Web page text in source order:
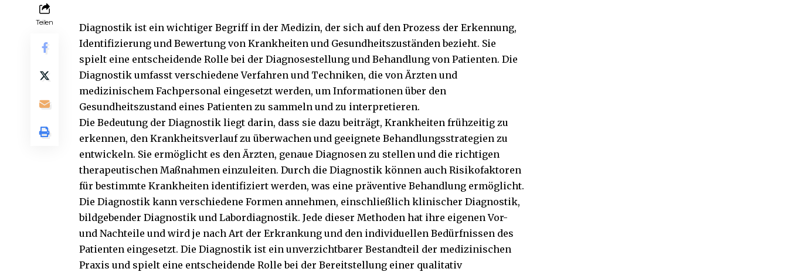
Teilen
Diagnostik ist ein wichtiger Begriff in der Medizin, der sich auf den Prozess der Erkennung,
Identifizierung und Bewertung von Krankheiten und Gesundheitszuständen bezieht. Sie
spielt eine entscheidende Rolle bei der Diagnosestellung und Behandlung von Patienten. Die
Diagnostik umfasst verschiedene Verfahren und Techniken, die von Ärzten und
medizinischem Fachpersonal eingesetzt werden, um Informationen über den
Gesundheitszustand eines Patienten zu sammeln und zu interpretieren.
Die Bedeutung der Diagnostik liegt darin, dass sie dazu beiträgt, Krankheiten frühzeitig zu
erkennen, den Krankheitsverlauf zu überwachen und geeignete Behandlungsstrategien zu
entwickeln. Sie ermöglicht es den Ärzten, genaue Diagnosen zu stellen und die richtigen
therapeutischen Maßnahmen einzuleiten. Durch die Diagnostik können auch Risikofaktoren
für bestimmte Krankheiten identifiziert werden, was eine präventive Behandlung ermöglicht.
Die Diagnostik kann verschiedene Formen annehmen, einschließlich klinischer Diagnostik,
bildgebender Diagnostik und Labordiagnostik. Jede dieser Methoden hat ihre eigenen Vor-
und Nachteile und wird je nach Art der Erkrankung und den individuellen Bedürfnissen des
Patienten eingesetzt. Die Diagnostik ist ein unverzichtbarer Bestandteil der medizinischen
Praxis und spielt eine entscheidende Rolle bei der Bereitstellung einer qualitativ